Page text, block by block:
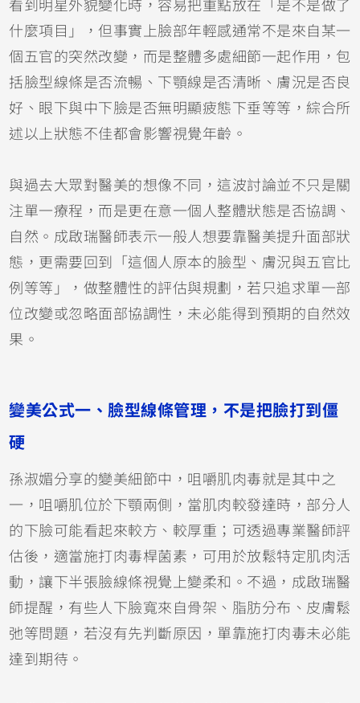
看到明星外貌變化時，容易把重點放在「是不是做了
什麼項目」，但事實上臉部年輕感通常不是來自某一
個五官的突然改變，而是整體多處細節一起作用，包
括臉型線條是否流暢、下顎線是否清晰、膚況是否良
好、眼下與中下臉是否無明顯疲態下垂等等，綜合所
述以上狀態不佳都會影響視覺年齡。
與過去大眾對醫美的想像不同，這波討論並不只是關
注單一療程，而是更在意一個人整體狀態是否協調、
自然。成啟瑞醫師表示一般人想要靠醫美提升面部狀
態，更需要回到「這個人原本的臉型、膚況與五官比
例等等」，做整體性的評估與規劃，若只追求單一部
位改變或忽略面部協調性，未必能得到預期的自然效
果。
變美公式一、臉型線條管理，不是把臉打到僵
硬
孫淑媚分享的變美細節中，咀嚼肌肉毒就是其中之
一，咀嚼肌位於下顎兩側，當肌肉較發達時，部分人
的下臉可能看起來較方、較厚重；可透過專業醫師評
估後，適當施打肉毒桿菌素，可用於放鬆特定肌肉活
動，讓下半張臉線條視覺上變柔和。不過，成啟瑞醫
師提醒，有些人下臉寬來自骨架、脂肪分布、皮膚鬆
弛等問題，若沒有先判斷原因，單靠施打肉毒未必能
達到期待。